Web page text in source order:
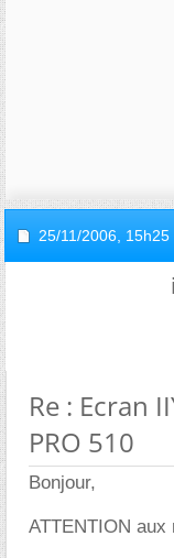
25/11/2006, 15h25
Re : Ecran
PRO 510
Bonjour,
ATTENTION